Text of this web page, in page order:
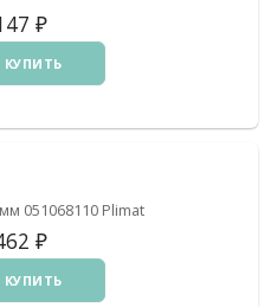
₽
КУПИТЬ
051068110 Plimat
₽
КУПИТЬ